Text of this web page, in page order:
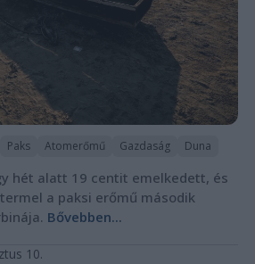
Paks Atomerőmű Gazdaság Duna
hét alatt 19 centit emelkedett, és
a paksi erőmű második
Bővebben...
10.